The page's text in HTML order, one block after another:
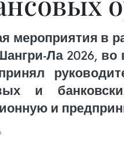
мероприятия в
Ла 2026, во
и
и